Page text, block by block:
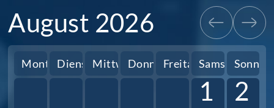
August 2026
MontagDienstagMittwochDonnerstag
FreitagSamstag
1 2